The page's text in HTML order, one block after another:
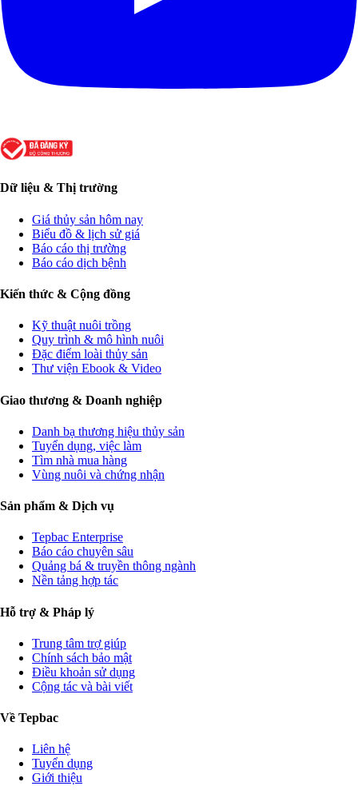
Dữ liệu & Thị trường
Giá thủy sản hôm nay
Biểu đồ & lịch sử giá
Báo cáo thị trường
Báo cáo dịch bệnh
Kiến thức & Cộng đồng
Kỹ thuật nuôi trồng
Quy trình & mô hình nuôi
Đặc điểm loài thủy sản
Thư viện Ebook & Video
Giao thương & Doanh nghiệp
Danh bạ thương hiệu thủy sản
Tuyển dụng, việc làm
Tìm nhà mua hàng
Vùng nuôi và chứng nhận
Sản phẩm & Dịch vụ
Tepbac Enterprise
Báo cáo chuyên sâu
Quảng bá & truyền thông ngành
Nền tảng hợp tác
Hỗ trợ & Pháp lý
Trung tâm trợ giúp
Chính sách bảo mật
Điều khoản sử dụng
Cộng tác và bài viết
Về Tepbac
Liên hệ
Tuyển dụng
Giới thiệu